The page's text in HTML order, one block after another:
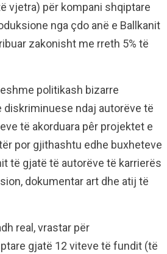
vjetra) për kompani shqiptare
nga çdo anë e Ballkanit
zakonisht me rreth 5% të
politikash bizarre
diskriminuese ndaj autorëve të
të akorduara pêr projektet e
por gjithashtu edhe buxheteve
të gjatë të autorëve të karrierës
dokumentar art dhe atij të
real, vrastar për
gjatë 12 viteve të fundit (të